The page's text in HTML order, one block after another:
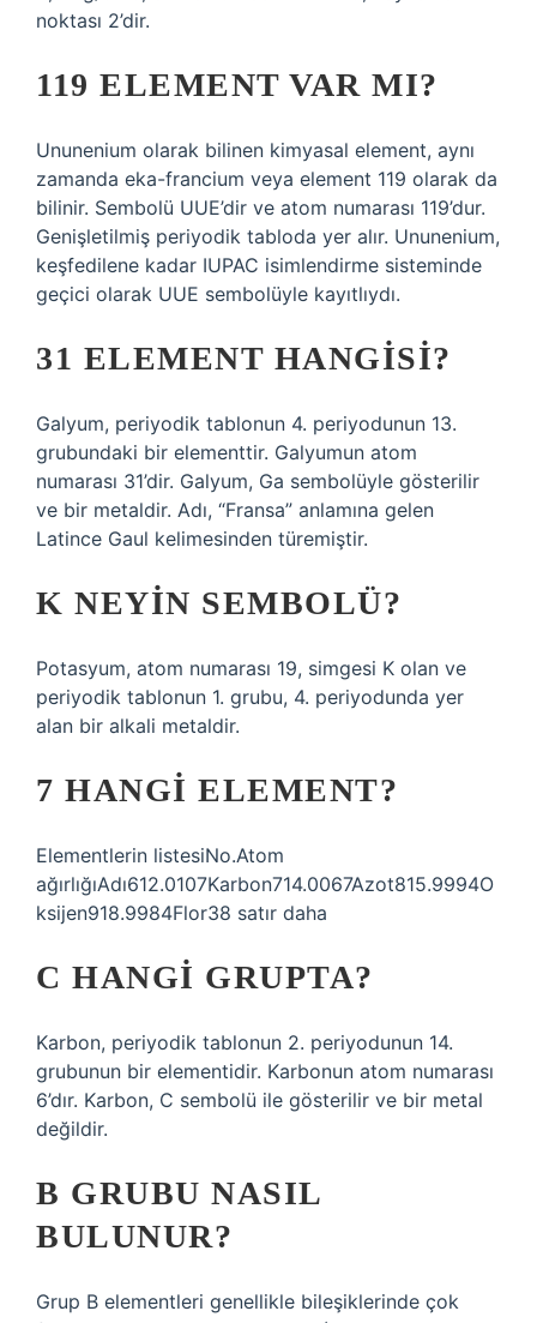
noktası 2’dir.
119 ELEMENT VAR MI?
Ununenium olarak bilinen kimyasal element, aynı
zamanda eka-francium veya element 119 olarak da
bilinir. Sembolü UUE’dir ve atom numarası 119’dur.
Genişletilmiş periyodik tabloda yer alır. Ununenium,
keşfedilene kadar IUPAC isimlendirme sisteminde
geçici olarak UUE sembolüyle kayıtlıydı.
31 ELEMENT HANGISI?
Galyum, periyodik tablonun 4. periyodunun 13.
grubundaki bir elementtir. Galyumun atom
numarası 31’dir. Galyum, Ga sembolüyle gösterilir
ve bir metaldir. Adı, “Fransa” anlamına gelen
Latince Gaul kelimesinden türemiştir.
K NEYIN SEMBOLÜ?
Potasyum, atom numarası 19, simgesi K olan ve
periyodik tablonun 1. grubu, 4. periyodunda yer
alan bir alkali metaldir.
7 HANGI ELEMENT?
Elementlerin listesiNo.Atom
ağırlığıAdı612.0107Karbon714.0067Azot815.9994O
ksijen918.9984Flor38 satır daha
C HANGI GRUPTA?
Karbon, periyodik tablonun 2. periyodunun 14.
grubunun bir elementidir. Karbonun atom numarası
6’dır. Karbon, C sembolü ile gösterilir ve bir metal
değildir.
B GRUBU NASIL
BULUNUR?
Grup B elementleri genellikle bileşiklerinde çok